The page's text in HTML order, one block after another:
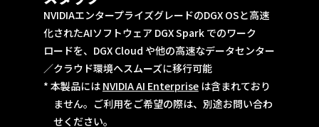
NVIDIAエンタープライズグレードのDGX OSと高速
化されたAIソフトウェア DGX Spark でのワーク
ロードを、DGX Cloud や他の高速なデータセンター
／クラウド環境へスムーズに移行可能
* 本製品には NVIDIA AI Enterpriseは含まれており
ません。ご利用をご希望の際は、別途お問い合わ
せください。